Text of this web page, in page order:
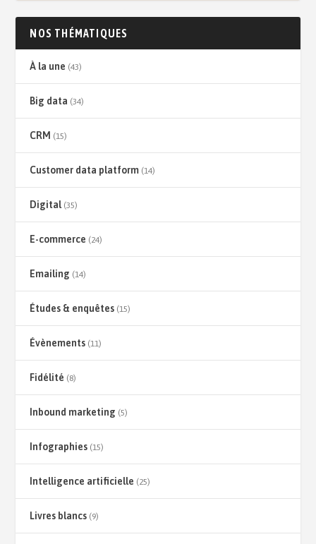
NOS THÉMATIQUES
À la une (43)
Big data (34)
CRM (15)
Customer data platform (14)
Digital(35)
E-commerce (24)
Emailing (14)
Études & enquêtes (15)
Évènements (11)
Fidélité (8)
Inbound marketing (5)
Infographies (15)
Intelligence artificielle (25)
Livres blancs (9)